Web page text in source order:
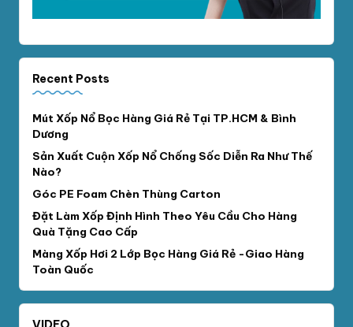
Recent Posts
Mút Xốp Nổ Bọc Hàng Giá Rẻ Tại TP.HCM & Bình
Dương
Sản Xuất Cuộn Xốp Nổ Chống Sốc Diễn Ra Như Thế
Nào?
Góc PE Foam Chèn Thùng Carton
Đặt Làm Xốp Định Hình Theo Yêu Cầu Cho Hàng
Quà Tặng Cao Cấp
Màng Xốp Hơi 2 Lớp Bọc Hàng Giá Rẻ -Giao Hàng
Toàn Quốc